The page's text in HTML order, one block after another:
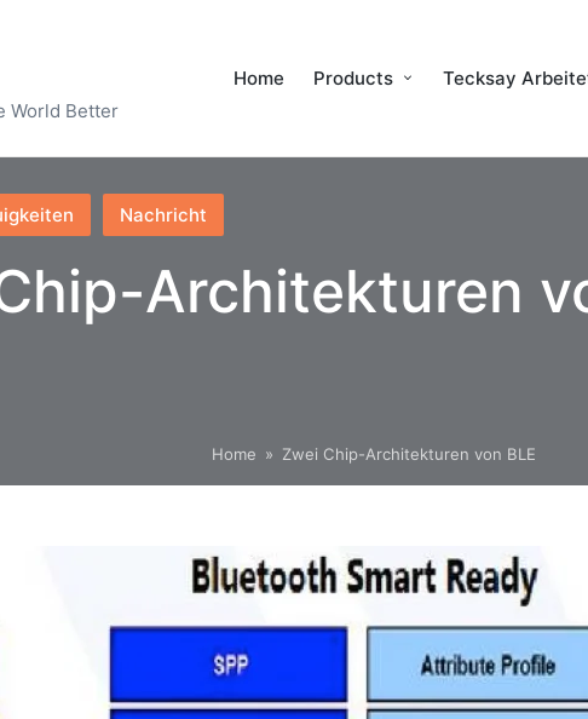
World Better
Home Products Tecksay
Nachricht
Architekturen
Home » Zwei Chip-Architekturen von BLE